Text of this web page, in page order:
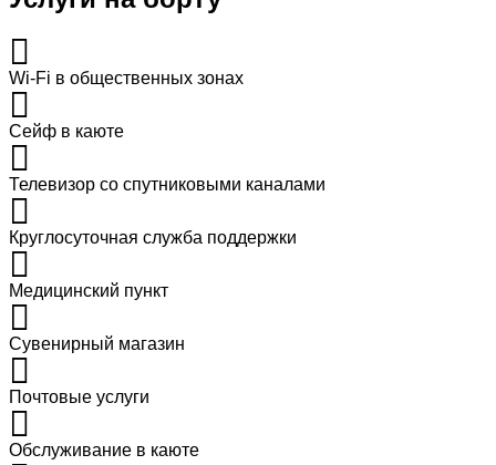
Wi-Fi в общественных зонах
Сейф в каюте
Телевизор со спутниковыми каналами
Круглосуточная служба поддержки
Медицинский пункт
Сувенирный магазин
Почтовые услуги
Обслуживание в каюте